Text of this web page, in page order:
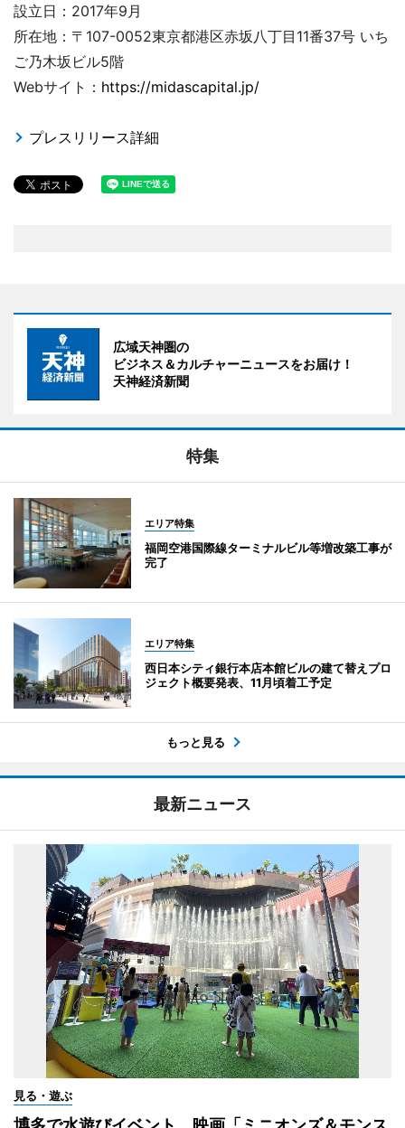
設立日：2017年9月
所在地：〒107-0052東京都港区赤坂八丁目11番37号 いち
ご乃木坂ビル5階
Webサイト： https://midascapital.jp/
プレスリリース詳細
広域天神圏の
ビジネス＆カルチャーニュースをお届け！
天神経済新聞
特集
エリア特集
福岡空港国際線ターミナルビル等増改築工事が
完了
エリア特集
西日本シティ銀行本店本館ビルの建て替えプロ
ジェクト概要発表、11月頃着工予定
もっと見る
最新ニュース
見る・遊ぶ